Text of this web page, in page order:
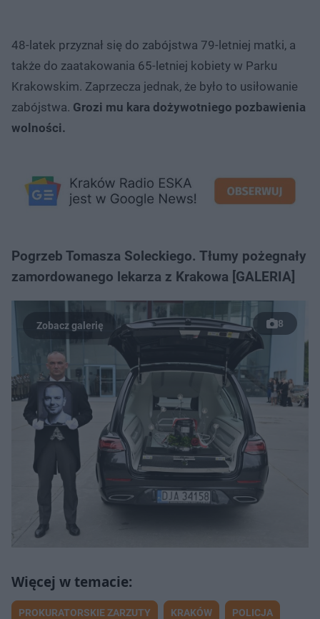
48-latek przyznał się do zabójstwa 79-letniej matki, a
także do zaatakowania 65-letniej kobiety w Parku
Krakowskim. Zaprzecza jednak, że było to usiłowanie
zabójstwa. Grozi mu kara dożywotniego pozbawienia
wolności.
Pogrzeb Tomasza Soleckiego. Tłumy pożegnały
zamordowanego lekarza z Krakowa [GALERIA]
8
PROKURATORSKIE ZARZUTY KRAKÓW POLICJA